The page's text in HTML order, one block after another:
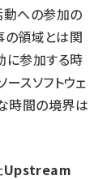
動への参加の
領域とは関
に参加する時
スソフトウェ
時間の境界は
Upstream